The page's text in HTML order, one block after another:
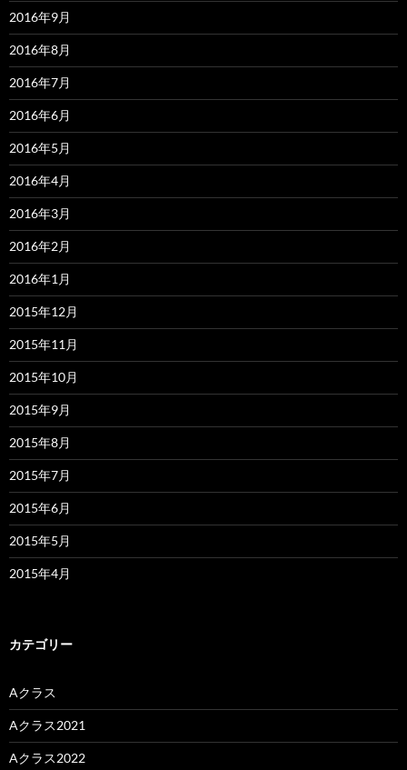
2016年9月
2016年8月
2016年7月
2016年6月
2016年5月
2016年4月
2016年3月
2016年2月
2016年1月
2015年12月
2015年11月
2015年10月
2015年9月
2015年8月
2015年7月
2015年6月
2015年5月
2015年4月
カテゴリー
Aクラス
Aクラス2021
Aクラス2022